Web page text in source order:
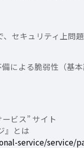
セキュリティ上問
による脆弱性（基
ビス” サイト
』とは
service/service/